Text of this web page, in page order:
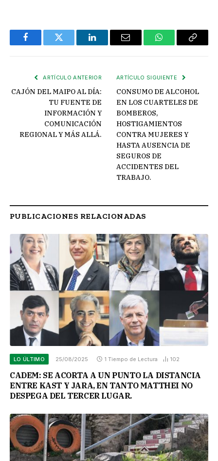
FacebookTwitter LinkedInEmail WhatsAppCopiar
ARTÍCULO ANTERIOR
CAJÓN DEL MAIPO AL DÍA:
TU FUENTE DE
INFORMACIÓN Y
COMUNICACIÓN
REGIONAL Y MÁS ALLÁ.
ARTÍCULO SIGUIENTE
CONSUMO DE ALCOHOL
EN LOS CUARTELES DE
BOMBEROS,
HOSTIGAMIENTOS
CONTRA MUJERES Y
HASTA AUSENCIA DE
SEGUROS DE
ACCIDENTES DEL
TRABAJO.
PUBLICACIONES RELACIONADAS
LO ÚLTIMO 25/08/2025 1 Tiempo de Lectura 102
CADEM: SE ACORTA A UN PUNTO LA DISTANCIA
ENTRE KAST Y JARA, EN TANTO MATTHEI NO
DESPEGA DEL TERCER LUGAR.